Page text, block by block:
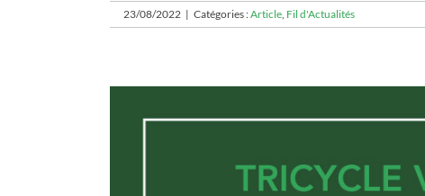
23/08/2022 | Catégories :Article Fil d'Actualités